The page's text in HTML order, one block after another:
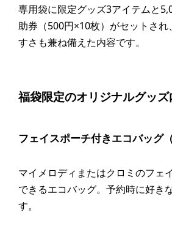
専用袋に限定グッズ3アイテムと
助券（500円×10枚）がセットさ
すさも兼ね備えた内容です。
福袋限定のオリジナルグッ
フェイスポーチ付きエコバッグ
マイメロディまたはクロミのフェ
できるエコバッグ。予約時に好き
す。